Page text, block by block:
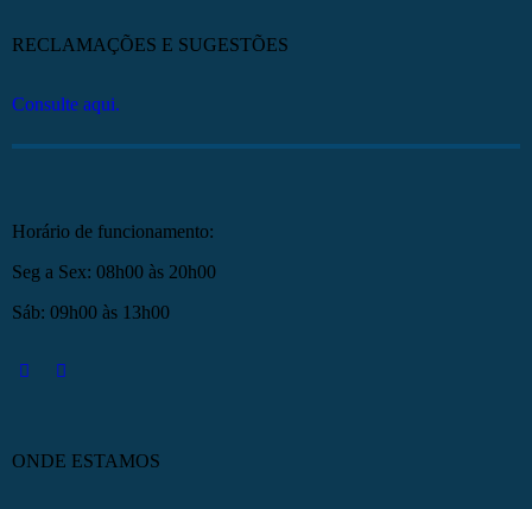
RECLAMAÇÕES E SUGESTÕES
Consulte aqui.
Horário de funcionamento:
Seg a Sex: 08h00 às 20h00
Sáb: 09h00 às 13h00
ONDE ESTAMOS